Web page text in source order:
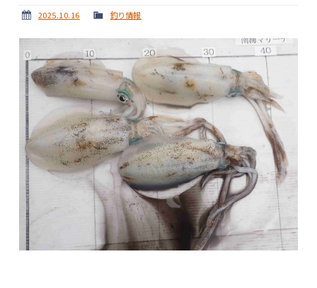
2025.10.16 釣り情報